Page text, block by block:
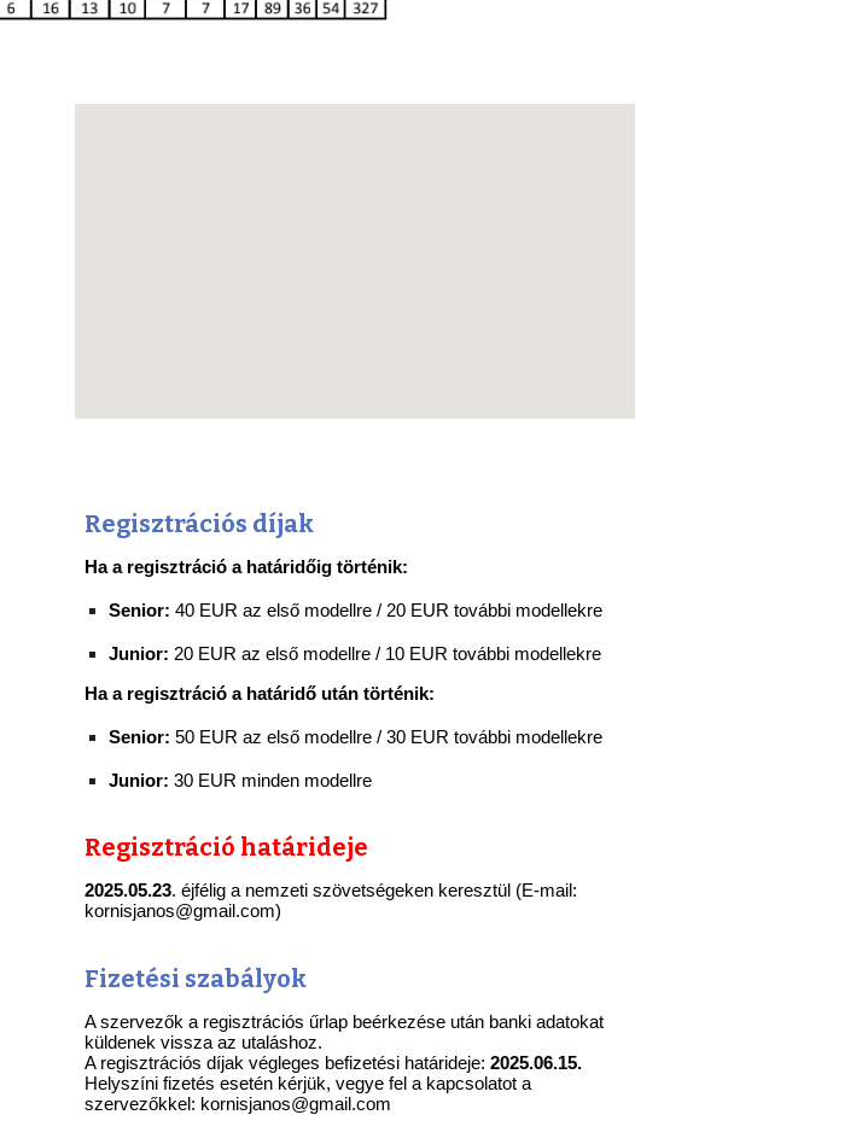
Regisztrációs díjak
Ha a regisztráció a határidőig történik:
Senior: 40 EUR az első modellre / 20 EUR további modellekre
Junior: 20 EUR az első modellre / 10 EUR további modellekre
Ha a regisztráció a határidő után történik:
Senior: 50 EUR az első modellre / 30 EUR további modellekre
Junior: 30 EUR minden modellre
Regisztráció határideje
2025.05.23. éjfélig a nemzeti szövetségeken keresztül (E-mail:
kornisjanos@gmail.com)
Fizetési szabályok
A szervezők a regisztrációs űrlap beérkezése után banki adatokat
küldenek vissza az utaláshoz.
A regisztrációs díjak végleges befizetési határideje: 2025.06.15.
Helyszíni fizetés esetén kérjük, vegye fel a kapcsolatot a
szervezőkkel: kornisjanos@gmail.com